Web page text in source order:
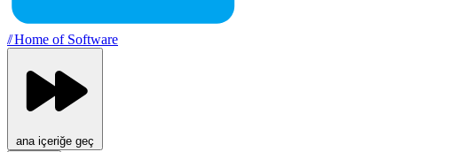
//Home of Software
ana içeriğe geç